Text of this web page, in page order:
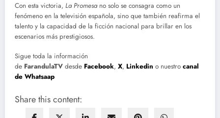
Con esta victoria, La Promesano solo se consagra como un
fenómeno en la televisión española, sino que también reafirma el
talento y la capacidad de la ficción nacional para brillar en los
escenarios más prestigiosos.
Sigue toda la información
de FarandulaTV desde Facebook, X, Linkedin o nuestro canal
de Whatsaap
Share this content: